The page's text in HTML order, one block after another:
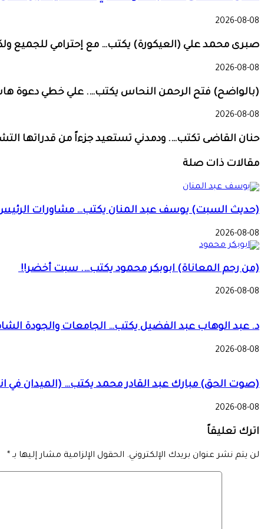
2026-08-08
صبرى محمد علي (العيكورة) يكتب… مع إحترامي للجميع
2026-08-08
(بالواضح) فتح الرحمن النحاس يكتب…. علي خطي دعوة
2026-08-08
حنان القاضى تكتب…. ودمدني تستعيد جزءاً من قدراتها
مقالات ذات صلة
(حديث السبت) يوسف عبد المنان يكتب… مشاورات الرئيس
2026-08-08
(من رحم المعاناة) ابوبكر محمود يكتب…. سبت أخضر!!
2026-08-08
د. عبد الوهاب عبد الفضيل يكتب… الجامعات والجودة
2026-08-08
(صوت الحق) مبارك عبد القادر محمد يكتب… (الميدان في
2026-08-08
اترك تعليقاً
لن يتم نشر عنوان بريدك الإلكتروني. الحقول الإلزامية مشار إليها بـ *